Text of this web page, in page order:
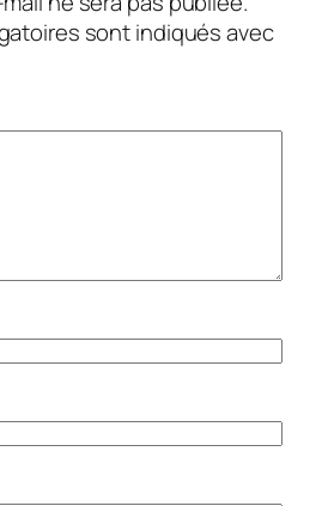
sont indiqués avec